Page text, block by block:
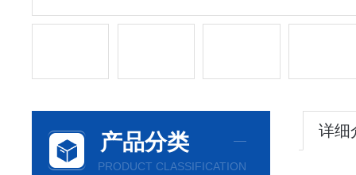
产品分类
PRODUCT CLASSIFICATION
详细